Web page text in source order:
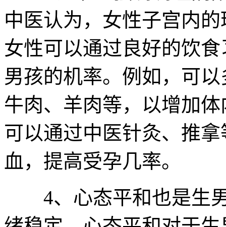
中医认为，女性子宫内
女性可以通过良好的饮
男孩的机率。例如，可
牛肉、羊肉等，以增加
可以通过中医针灸、推
血，提高受孕几率。
4、心态平和也是生男